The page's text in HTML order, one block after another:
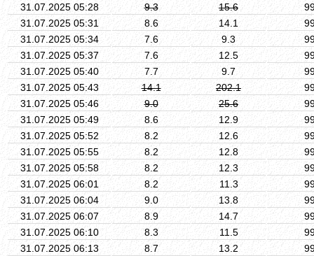
31.07.2025 05:28
9.3 15.6
31.07.2025 05:31
8.6 14.1
31.07.2025 05:34
7.6 9.3
31.07.2025 05:37
7.6 12.5
31.07.2025 05:40
7.7 9.7
31.07.2025 05:43
14.1 202.1
31.07.2025 05:46
9.0 25.6
31.07.2025 05:49
8.6 12.9
31.07.2025 05:52
8.2 12.6
31.07.2025 05:55
8.2 12.8
31.07.2025 05:58
8.2 12.3
31.07.2025 06:01
8.2 11.3
31.07.2025 06:04
9.0 13.8
31.07.2025 06:07
8.9 14.7
31.07.2025 06:10
8.3 11.5
31.07.2025 06:13
8.7 13.2